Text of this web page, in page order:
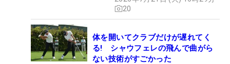
20
体を開いてクラブだけが遅れてく
る! シャウフェレの飛んで曲がら
ない技術がすごかった